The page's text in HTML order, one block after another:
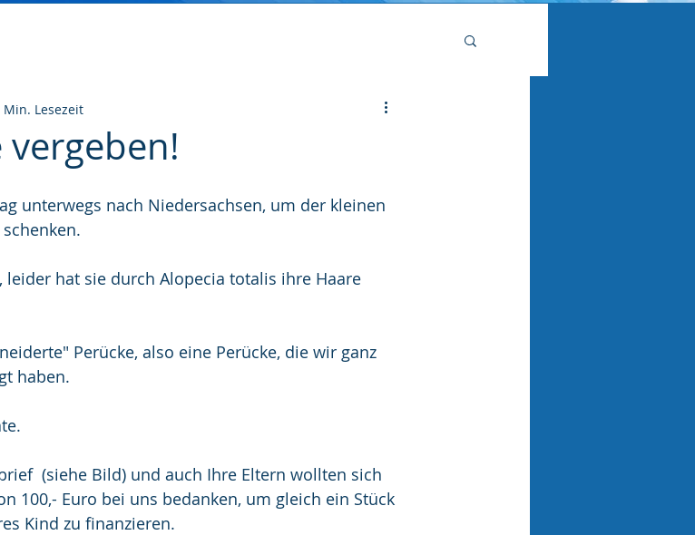
vergeben!
Min. Lesezeit
unterwegs nach Niedersachsen, um der kleinen
hat sie durch Alopecia totalis ihre Haare
Perücke, also eine Perücke, die wir ganz
haben.
(siehe Bild) und auch Ihre Eltern wollten sich
100,- Euro bei uns bedanken, um gleich ein Stück
Kind zu finanzieren.